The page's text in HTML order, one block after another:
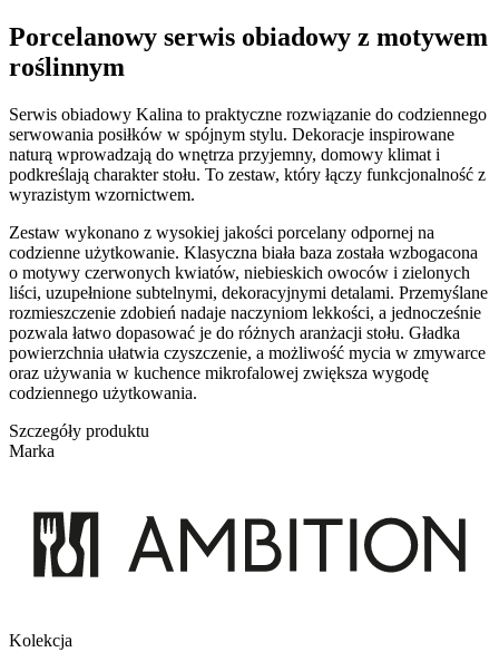
Porcelanowy serwis obiadowy z motywem
roślinnym
Serwis obiadowy Kalina to praktyczne rozwiązanie do codziennego
serwowania posiłków w spójnym stylu. Dekoracje inspirowane
naturą wprowadzają do wnętrza przyjemny, domowy klimat i
podkreślają charakter stołu. To zestaw, który łączy funkcjonalność z
wyrazistym wzornictwem.
Zestaw wykonano z wysokiej jakości porcelany odpornej na
codzienne użytkowanie. Klasyczna biała baza została wzbogacona
o motywy czerwonych kwiatów, niebieskich owoców i zielonych
liści, uzupełnione subtelnymi, dekoracyjnymi detalami. Przemyślane
rozmieszczenie zdobień nadaje naczyniom lekkości, a jednocześnie
pozwala łatwo dopasować je do różnych aranżacji stołu. Gładka
powierzchnia ułatwia czyszczenie, a możliwość mycia w zmywarce
oraz używania w kuchence mikrofalowej zwiększa wygodę
codziennego użytkowania.
Szczegóły produktu
Marka
Kolekcja